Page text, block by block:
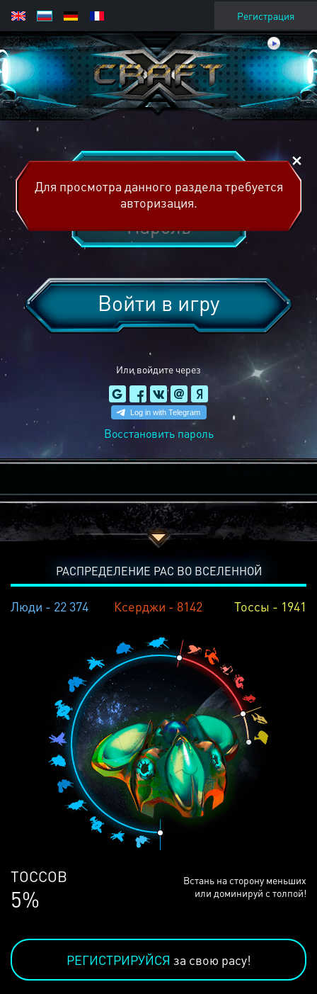
Регистрация
Или войдите через
Войти в игру
Восстановить пароль
Для просмотра данного раздела требуется
авторизация.
РАСПРЕДЕЛЕНИЕ РАС ВО ВСЕЛЕННОЙ
Люди - 22 374 Ксерджи - 8142 Тоссы - 1941
ЛЮДЕЙ
68%
Встань на сторону меньших
или доминируй с толпой!
РЕГИСТРИРУЙСЯ за свою расу!